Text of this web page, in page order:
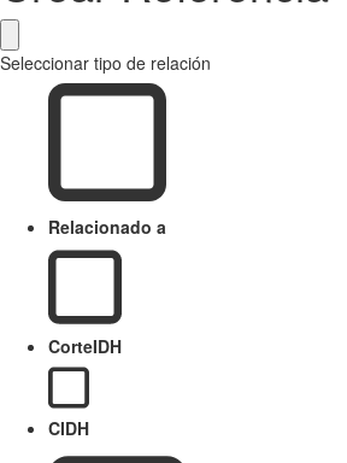
Seleccionar tipo de relación
Relacionado a
CorteIDH
CIDH